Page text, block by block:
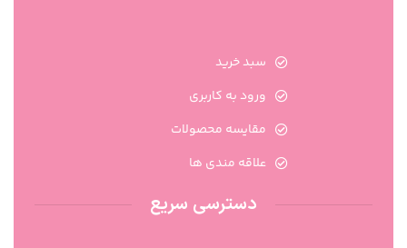
سبد خرید
ورود به کاربری
مقایسه محصولات
علاقه مندی ها
دسترسی سریع